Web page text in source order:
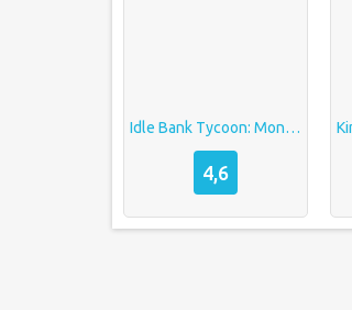
Idle Bank Tycoon: Money Empire Mod (Unlimited Money/Diamonds)
4,6